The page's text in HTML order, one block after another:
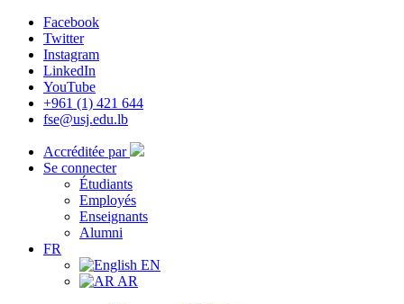
Facebook
Twitter
Instagram
LinkedIn
YouTube
+961 (1) 421 644
fse@usj.edu.lb
Accréditée par
Se connecter
Étudiants
Employés
Enseignants
Alumni
FR
EN
AR